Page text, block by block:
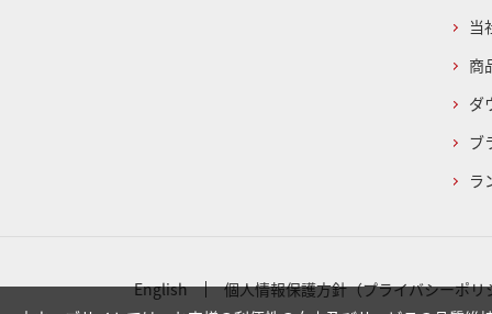
当
商
ダ
ブ
ラ
English
個人情報保護方針（プライバシーポリ